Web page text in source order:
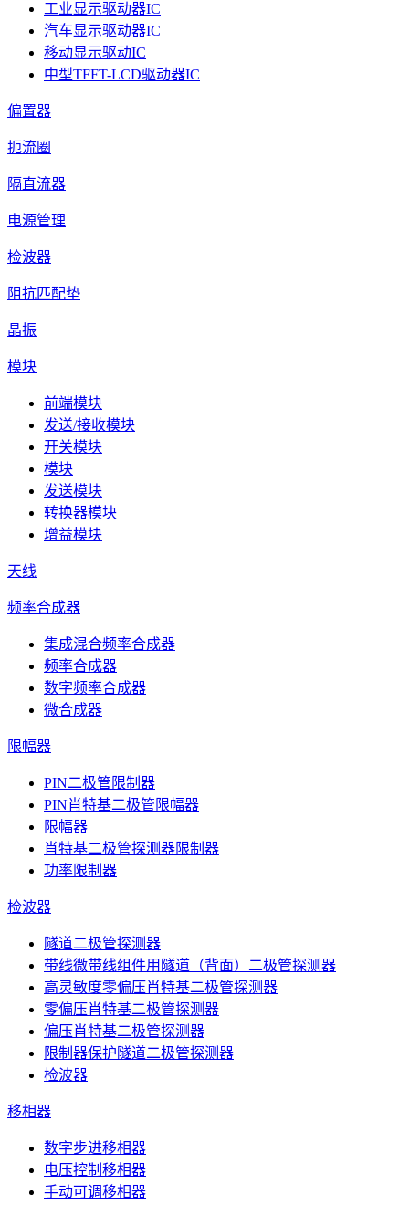
工业显示驱动器IC
汽车显示驱动器IC
移动显示驱动IC
中型TFFT-LCD驱动器IC
偏置器
扼流圈
隔直流器
电源管理
检波器
阻抗匹配垫
晶振
模块
前端模块
发送/接收模块
开关模块
模块
发送模块
转换器模块
增益模块
天线
频率合成器
集成混合频率合成器
频率合成器
数字频率合成器
微合成器
限幅器
PIN二极管限制器
PIN肖特基二极管限幅器
限幅器
肖特基二极管探测器限制器
功率限制器
检波器
隧道二极管探测器
带线微带线组件用隧道（背面）二极管探测器
高灵敏度零偏压肖特基二极管探测器
零偏压肖特基二极管探测器
偏压肖特基二极管探测器
限制器保护隧道二极管探测器
检波器
移相器
数字步进移相器
电压控制移相器
手动可调移相器